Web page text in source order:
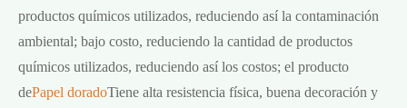
productos químicos utilizados, reduciendo así la contaminación
ambiental; bajo costo, reduciendo la cantidad de productos
químicos utilizados, reduciendo así los costos; el producto
dePapel doradoTiene alta resistencia física, buena decoración y